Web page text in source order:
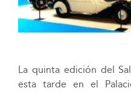
La quinta edición del
esta tarde en el